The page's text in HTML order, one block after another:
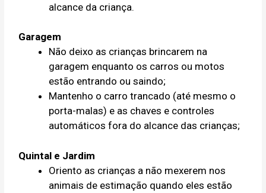
alcance da criança.
Garagem
Não deixo as crianças brincarem na
garagem enquanto os carros ou motos
estão entrando ou saindo;
Mantenho o carro trancado (até mesmo o
porta-malas) e as chaves e controles
automáticos fora do alcance das crianças;
Quintal e Jardim
Oriento as crianças a não mexerem nos
animais de estimação quando eles estão